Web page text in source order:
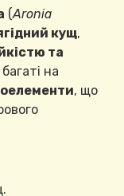
(Aronia
кущ,
та
на
, що